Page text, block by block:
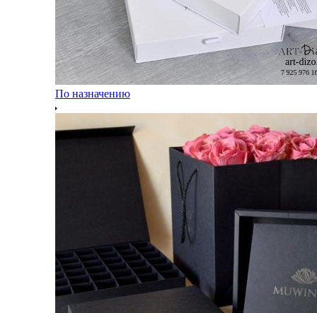
По назначению